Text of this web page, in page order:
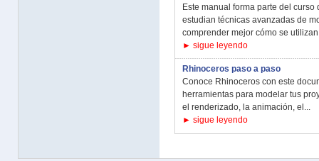
Este manual forma parte del
estudian técnicas avanzadas de
comprender mejor cómo se
► sigue leyendo
Rhinoceros paso a paso
Conoce Rhinoceros con este
herramientas para modelar tus
el renderizado, la animación, el...
► sigue leyendo